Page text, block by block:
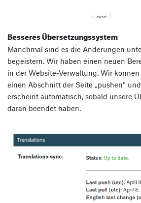
Besseres Übersetzungssystem
Manchmal sind es die Änderungen
begeistern. Wir haben einen neuen
in der Website-Verwaltung. Wir
einen Abschnitt der Seite „pushen“
erscheint automatisch, sobald unsere
daran beendet haben.